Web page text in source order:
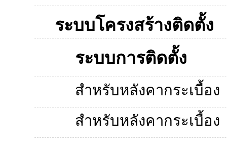
ระบบโครงสร้างติดตั้ง
ระบบการติดตั้ง
สำหรับหลังคากระเบื้อง
สำหรับหลังคากระเบื้อง